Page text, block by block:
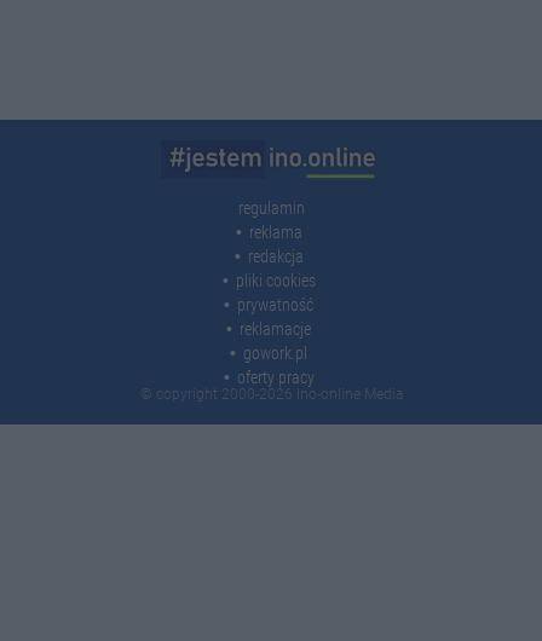
regulamin
reklama
redakcja
pliki cookies
prywatność
reklamacje
gowork.pl
oferty pracy
© copyright 2000-2026 Ino-online Media